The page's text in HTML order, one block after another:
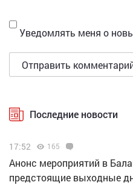
Уведомлять меня о
Последние новости
17:52 165
Анонс мероприятий в
предстоящие выходные